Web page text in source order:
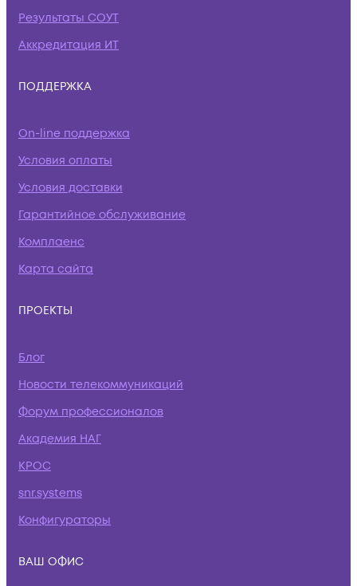
Результаты СОУТ
Аккредитация ИТ
ПОДДЕРЖКА
On-line поддержка
Условия оплаты
Условия доставки
Гарантийное обслуживание
Комплаенс
Карта сайта
ПРОЕКТЫ
Блог
Новости телекоммуникаций
Форум профессионалов
Академия НАГ
КРОС
snr.systems
Конфигураторы
ВАШ ОФИС